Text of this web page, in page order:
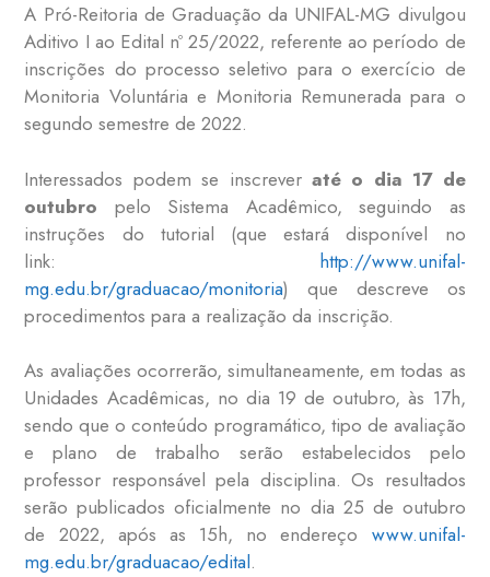
A Pró-Reitoria de Graduação da UNIFAL-MG divulgou
Aditivo I ao Edital nº 25/2022, referente ao período de
inscrições do processo seletivo para o exercício de
Monitoria Voluntária e Monitoria Remunerada para o
segundo semestre de 2022.
Interessados podem se inscrever até o dia 17 de
outubro pelo Sistema Acadêmico, seguindo as
instruções do tutorial (que estará disponível no
link: http://www.unifal-
mg.edu.br/graduacao/monitoria) que descreve os
procedimentos para a realização da inscrição.
As avaliações ocorrerão, simultaneamente, em todas as
Unidades Acadêmicas, no dia 19 de outubro, às 17h,
sendo que o conteúdo programático, tipo de avaliação
e plano de trabalho serão estabelecidos pelo
professor responsável pela disciplina. Os resultados
serão publicados oficialmente no dia 25 de outubro
de 2022, após as 15h, no endereço www.unifal-
mg.edu.br/graduacao/edital.